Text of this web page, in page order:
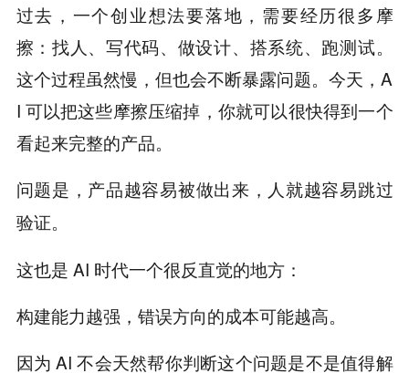
过去，一个创业想法要落地，需要经历很多摩
擦：找人、写代码、做设计、搭系统、跑测试。
这个过程虽然慢，但也会不断暴露问题。今天，A
I 可以把这些摩擦压缩掉，你就可以很快得到一个
看起来完整的产品。
问题是， 产品越容易被做出来，人就越容易跳过
验证。
这也是 AI 时代一个很反直觉的地方：
构建能力越强，错误方向的成本可能越高。
因为 AI 不会天然帮你判断这个问题是不是值得解